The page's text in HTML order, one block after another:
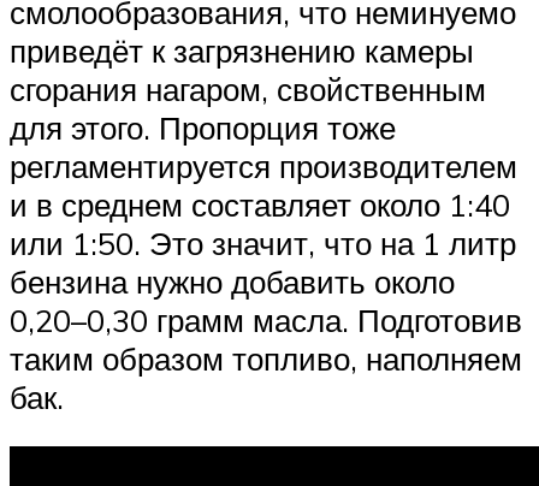
смолообразования, что неминуемо
приведёт к загрязнению камеры
сгорания нагаром, свойственным
для этого. Пропорция тоже
регламентируется производителем
и в среднем составляет около 1:40
или 1:50. Это значит, что на 1 литр
бензина нужно добавить около
0,20–0,30 грамм масла. Подготовив
таким образом топливо, наполняем
бак.